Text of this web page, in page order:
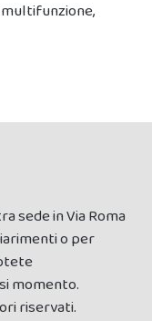
sede in Via Roma
o per
momento.
riservati.